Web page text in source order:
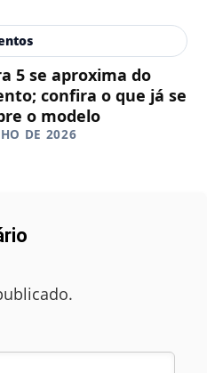
5 se aproxima do
confira o que já se
o modelo
DE 2026